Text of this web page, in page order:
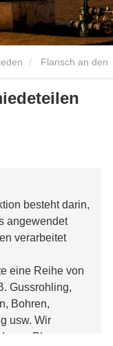
besteht darin,
angewendet
verarbeitet
eine Reihe von
Gussrohling,
Bohren,
usw. Wir
Phasen